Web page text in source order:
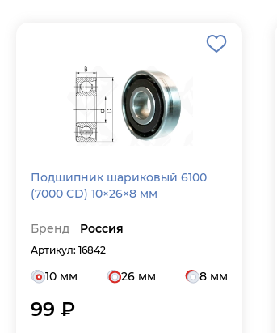
Подшипник шариковый 6100
(7000 CD) 10×26×8 мм
Бренд Россия
Артикул: 16842
10 мм 26 мм 8 мм
99 ₽